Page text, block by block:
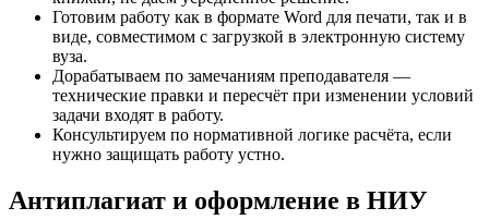
Готовим работу как в формате Word для печати, так и в
виде, совместимом с загрузкой в электронную систему
вуза.
Дорабатываем по замечаниям преподавателя —
технические правки и пересчёт при изменении условий
задачи входят в работу.
Консультируем по нормативной логике расчёта, если
нужно защищать работу устно.
Антиплагиат и оформление в НИУ